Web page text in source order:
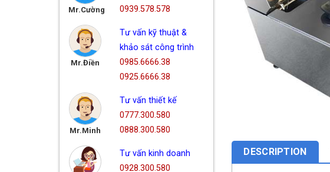
Mr.Cường
0939.578.578
Mr.Điền
Tư vấn kỹ thuật &
khảo sát công trình
0985.6666.38
0925.6666.38
Mr.Minh
Tư vấn thiết kế
0777.300.580
0888.300.580
Tư vấn kinh doanh
0928.300.580
DESCRIPTION